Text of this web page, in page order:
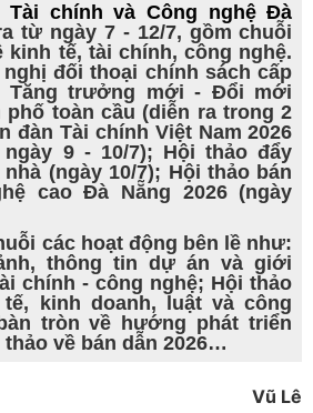
Tài chính và Công nghệ Đà
từ ngày 7 - 12/7, gồm chuỗi
kinh tế, tài chính, công nghệ.
đối thoại chính sách cấp
Tăng trưởng mới - Đổi mới
phố toàn cầu (diễn ra trong 2
đàn Tài chính Việt Nam 2026
9 - 10/7); Hội thảo đẩy
(ngày 10/7); Hội thảo bán
cao Đà Nẵng 2026 (ngày
các hoạt động bên lề như:
thông tin dự án và giới
chính - công nghệ; Hội thảo
kinh doanh, luật và công
tròn về hướng phát triển
thảo về bán dẫn 2026…
Vũ Lê